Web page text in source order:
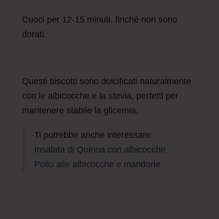
Cuoci per 12-15 minuti, finché non sono
dorati.
Questi biscotti sono dolcificati naturalmente
con le albicocche e la stevia, perfetti per
mantenere stabile la glicemia.
Ti potrebbe anche interessare:
Insalata di Quinoa con albicocche
Pollo alle albicocche e mandorle